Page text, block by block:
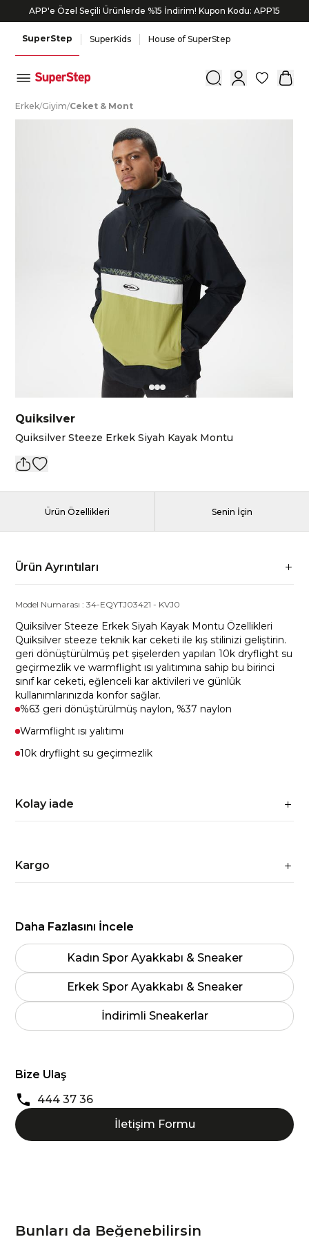
APP'e Özel Seçili Ürünlerde %15 İndirim! Kupon Kodu: APP15
Bonus kartlara özel vade farksız taksit seçenekleri!
SuperStep SuperKids House of SuperStep
0
Erkek/Giyim/Ceket & Mont
Quiksilver
Quiksilver Steeze Erkek Siyah Kayak Montu
Ürün Özellikleri Senin İçin
Ürün Ayrıntıları
Model Numarası :34-EQYTJ03421 - KVJ0
Quiksilver Steeze Erkek Siyah Kayak Montu Özellikleri
Quiksilver steeze teknik kar ceketi ile kış stilinizi geliştirin.
geri dönüştürülmüş pet şişelerden yapılan 10k dryflight su
geçirmezlik ve warmflight ısı yalıtımına sahip bu birinci
sınıf kar ceketi, eğlenceli kar aktivileri ve günlük
kullanımlarınızda konfor sağlar.
%63 geri dönüştürülmüş naylon, %37 naylon
Warmflight ısı yalıtımı
10k dryflight su geçirmezlik
Kolay iade
Kargo
Daha Fazlasını İncele
Kadın Spor Ayakkabı & Sneaker
Erkek Spor Ayakkabı & Sneaker
İndirimli Sneakerlar
Bize Ulaş
444 37 36
İletişim Formu
Bunları da Beğenebilirsin